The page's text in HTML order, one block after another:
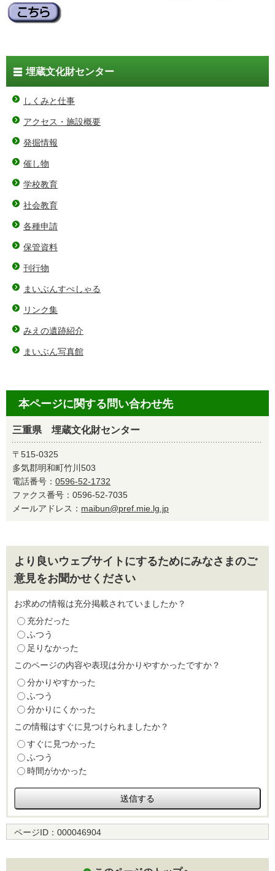
埋蔵文化財センター
しくみと仕事
アクセス・施設概要
発掘情報
催し物
学校教育
社会教育
各種申請
保管資料
刊行物
まいぶんすぺしゃる
リンク集
みえの遺跡紹介
まいぶん写真館
本ページに関する問い合わせ先
三重県 埋蔵文化財センター
〒515-0325
多気郡明和町竹川503
電話番号： 0596-52-1732
ファクス番号：0596-52-7035
メールアドレス： maibun@pref.mie.lg.jp
より良いウェブサイトにするためにみなさまのご
意見をお聞かせください
お求めの情報は充分掲載されていましたか？
充分だった
ふつう
足りなかった
このページの内容や表現は分かりやすかったですか？
分かりやすかった
ふつう
分かりにくかった
この情報はすぐに見つけられましたか？
すぐに見つかった
ふつう
時間がかかった
ページID： 000046904